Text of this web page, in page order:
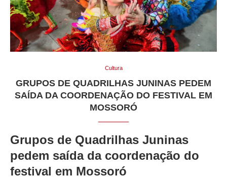
Cultura
GRUPOS DE QUADRILHAS JUNINAS PEDEM
SAÍDA DA COORDENAÇÃO DO FESTIVAL EM
MOSSORÓ
Grupos de Quadrilhas Juninas
pedem saída da coordenação do
festival em Mossoró